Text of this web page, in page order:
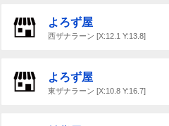
よろず屋
西ザナラーン [X:12.1 Y:13.8]
よろず屋
東ザナラーン [X:10.8 Y:16.7]